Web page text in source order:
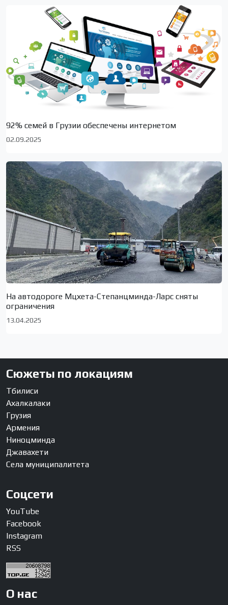
92% семей в Грузии обеспечены интернетом
02.09.2025
На автодороге Мцхета-Степанцминда-Ларс сняты
ограничения
13.04.2025
Сюжеты по локациям
Тбилиси
Ахалкалаки
Грузия
Армения
Ниноцминда
Джавахети
Села муниципалитета
Соцсети
YouTube
Facebook
Instagram
RSS
О нас